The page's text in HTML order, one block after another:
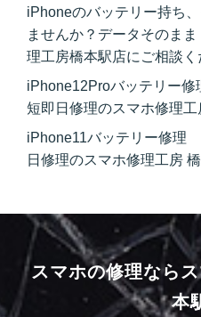
iPhoneのバッテリー持ち
ませんか？データそのま
理工房橋本駅店にご相談く
iPhone12Proバッテリー
短即日修理のスマホ修理工
iPhone11バッテリー修理
日修理のスマホ修理工房
スマホの修理なら
本